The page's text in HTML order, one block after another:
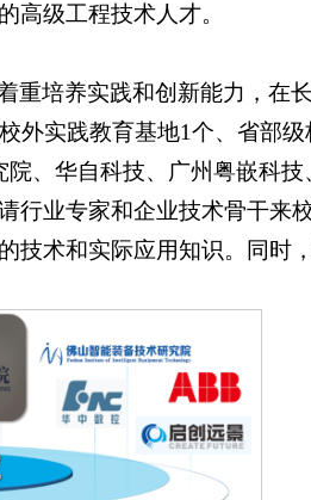
高级工程技术人才。
重培养实践和创新能力，在
外实践教育基地1个、省部
、华自科技、广州粤嵌科技
行业专家和企业技术骨干来
技术和实际应用知识。同时